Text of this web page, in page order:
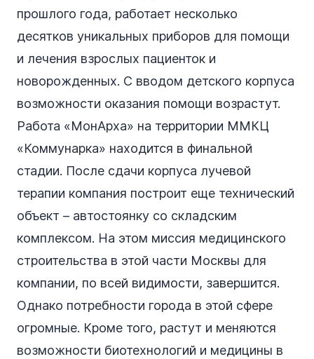
прошлого года, работает несколько
десятков уникальных приборов для помощи
и лечения взрослых пациенток и
новорожденных. С вводом детского корпуса
возможности оказания помощи возрастут.
Работа «МонАрха» на территории ММКЦ
«Коммунарка» находится в финальной
стадии. После сдачи корпуса лучевой
терапии компания построит еще технический
объект – автостоянку со складским
комплексом. На этом миссия медицинского
строительства в этой части Москвы для
компании, по всей видимости, завершится.
Однако потребности города в этой сфере
огромные. Кроме того, растут и меняются
возможности биотехнологий и медицины в